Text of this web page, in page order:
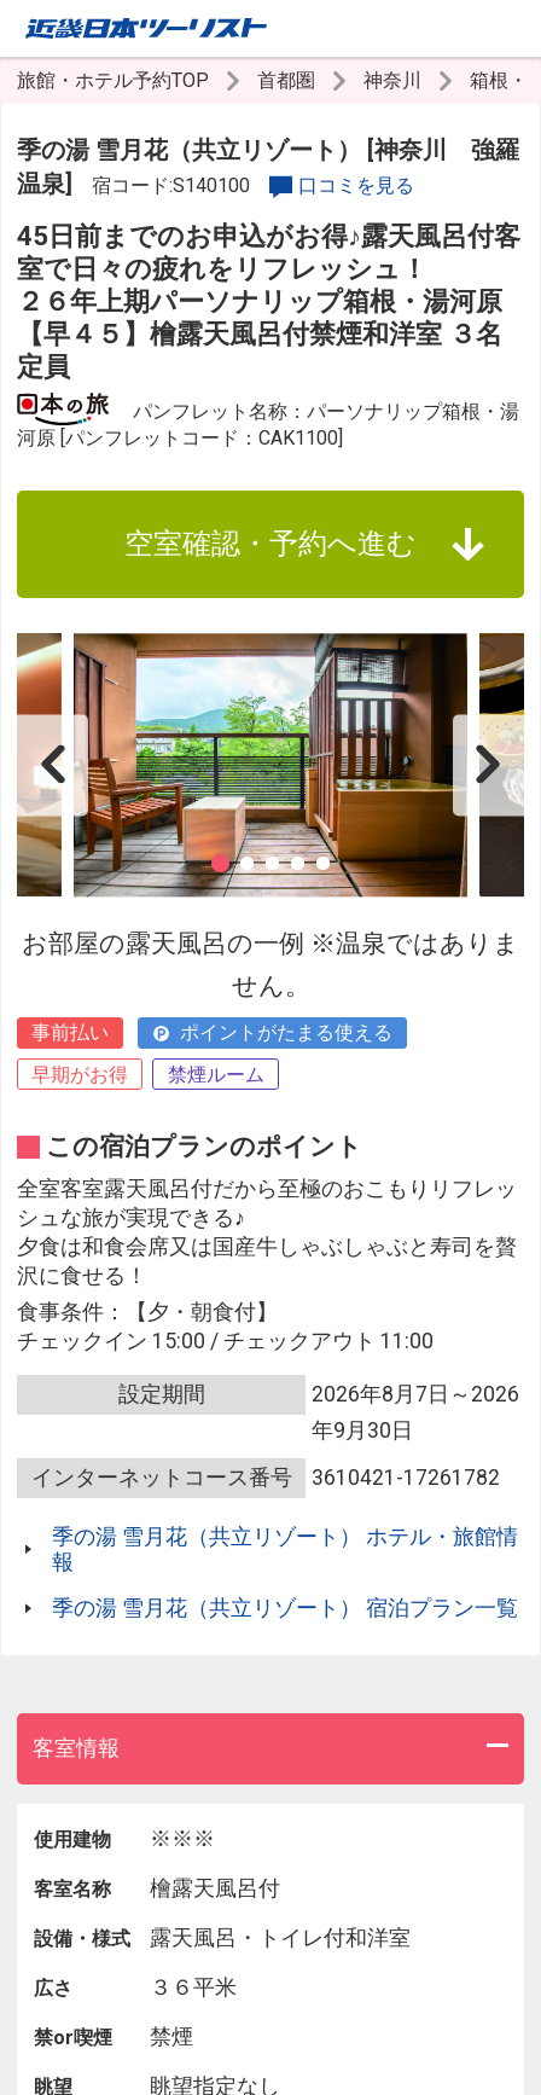
旅館・ホテル予約TOP 首都圏 神奈川 箱根・
季の湯 雪月花（共立リゾート） [神奈川 強羅
温泉]
宿コード:S140100 口コミを見る
45日前までのお申込がお得♪露天風呂付客
室で日々の疲れをリフレッシュ！
２６年上期パーソナリップ箱根・湯河原
【早４５】檜露天風呂付禁煙和洋室 ３名
定員
パンフレット名称：パーソナリップ箱根・湯
河原 [パンフレットコード：CAK1100]
空室確認・予約へ進む
お部屋の露天風呂の一例 ※温泉ではありま
せん。
事前払い
ポイントがたまる使える
早期がお得
禁煙ルーム
この宿泊プランのポイント
全室客室露天風呂付だから至極のおこもりリフレッ
シュな旅が実現できる♪
夕食は和食会席又は国産牛しゃぶしゃぶと寿司を贅
沢に食せる！
食事条件：【夕・朝食付】
チェックイン 15:00 / チェックアウト 11:00
設定期間
2026年8月7日～2026
年9月30日
インターネットコース番号
3610421-17261782
季の湯 雪月花（共立リゾート） ホテル・旅館情
報
季の湯 雪月花（共立リゾート） 宿泊プラン一覧
客室情報
使用建物 ※※※
客室名称 檜露天風呂付
設備・様式 露天風呂・トイレ付和洋室
広さ ３６平米
禁or喫煙 禁煙
眺望 眺望指定なし